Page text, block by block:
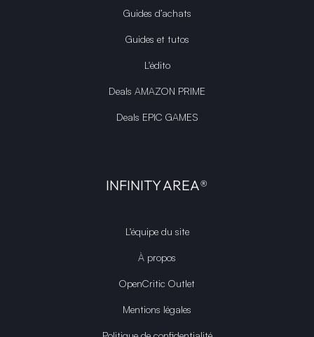
Guides d’achats
Guides et tutos
L'édito
Deals AMAZON PRIME
Deals EPIC GAMES
INFINITY AREA®
L'équipe du site
À propos
OpenCritic Outlet
Mentions légales